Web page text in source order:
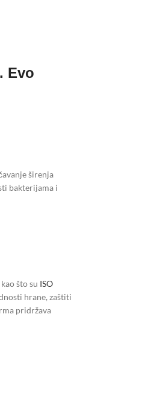
Evo
širenja
bakterijama i
što su ISO
hrane, zaštiti
pridržava